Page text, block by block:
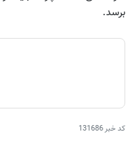
برسد.
کد خبر131686